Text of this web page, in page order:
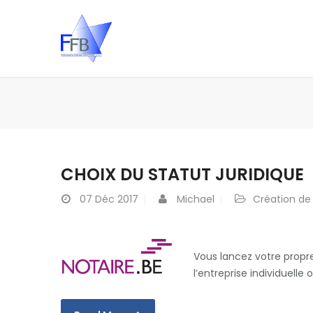
CHOIX DU STATUT JURIDIQUE
07 Déc 2017 Michael Création
Vous lancez votre
l’entreprise individuelle